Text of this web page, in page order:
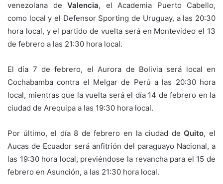
venezolana de Valencia, el Academia Puerto Cabello,
como local y el Defensor Sporting de Uruguay, a las 20:30
hora local, y el partido de vuelta será en Montevideo el 13
de febrero a las 21:30 hora local.
El día 7 de febrero, el Aurora de Bolivia será local en
Cochabamba contra el Melgar de Perú a las 20:30 hora
local, mientras que la vuelta será el día 14 de febrero en la
ciudad de Arequipa a las 19:30 hora local.
Por último, el día 8 de febrero en la ciudad deQuito, el
Aucas de Ecuador será anfitrión del paraguayo Nacional, a
las 19:30 hora local, previéndose la revancha para el 15 de
febrero en Asunción, a las 21:30 hora local.